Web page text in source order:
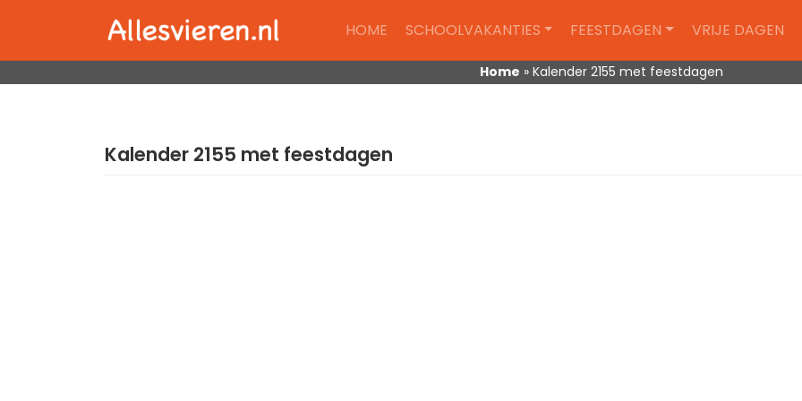
HOME SCHOOLVAKANTIES FEESTDAGEN VRIJE DAGEN
Home » Kalender 2155 met feestdagen
Kalender 2155 met feestdagen